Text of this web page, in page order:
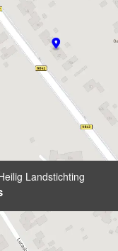
Landstichting